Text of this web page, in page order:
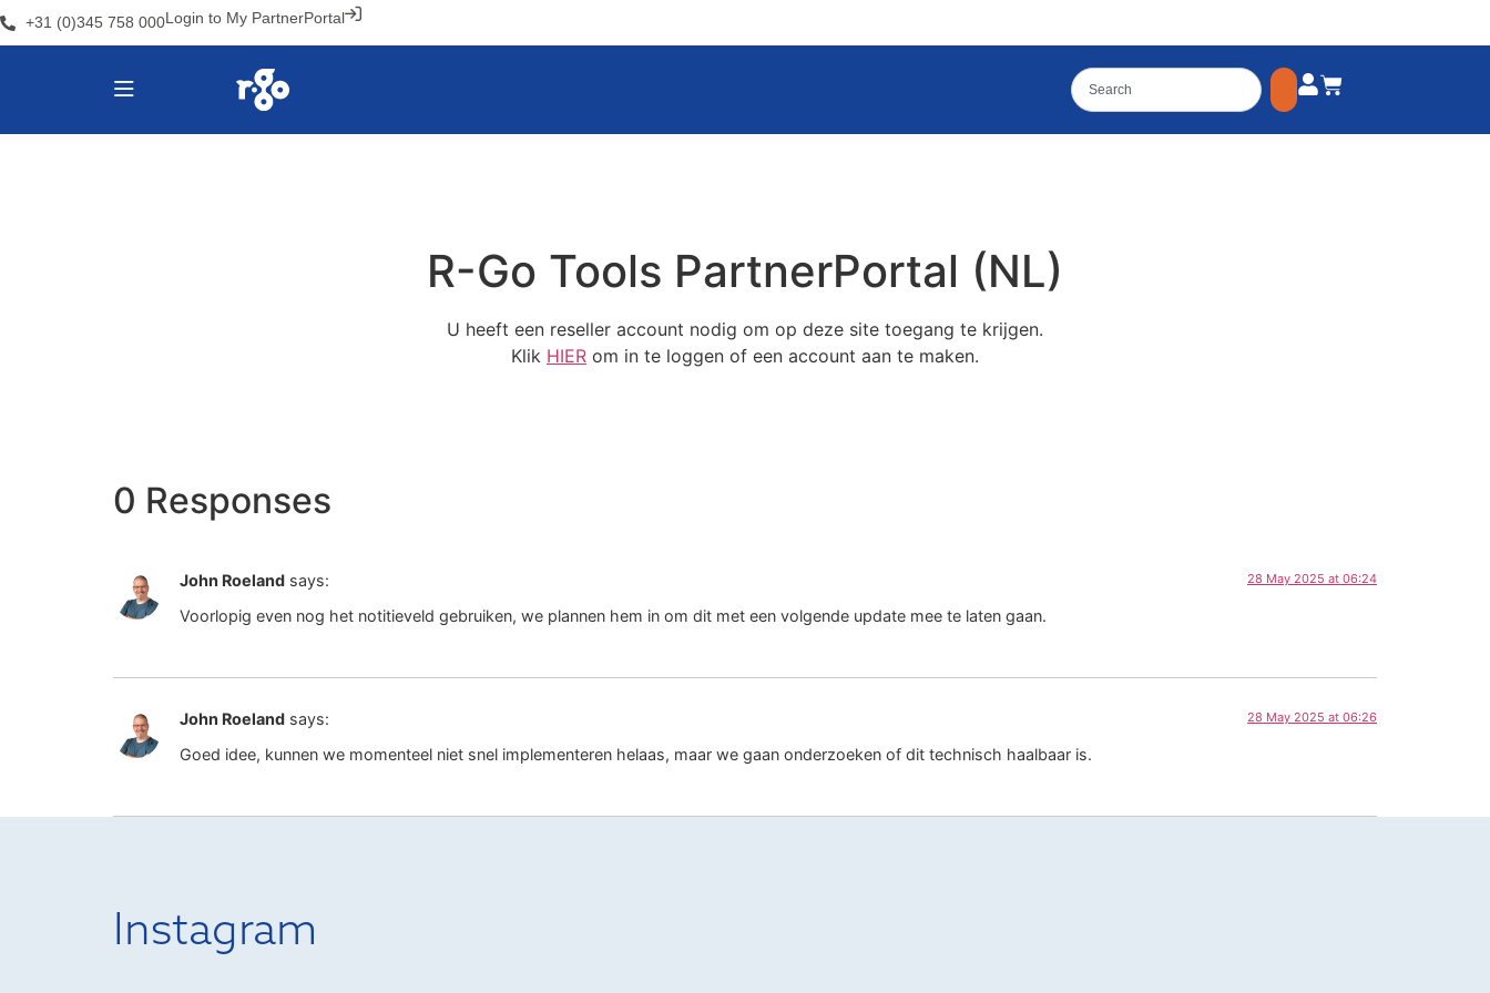
+31 (0)345 758 000Login to My PartnerPortal
R-Go Tools PartnerPortal (NL)
U heeft een reseller account nodig om op deze site toegang te krijgen.
Klik HIER om in te loggen of een account aan te maken.
0 Responses
John Roeland says: 28 May 2025 at 06:24
Voorlopig even nog het notitieveld gebruiken, we plannen hem in om dit met een volgende update mee te laten gaan.
John Roeland says: 28 May 2025 at 06:26
Goed idee, kunnen we momenteel niet snel implementeren helaas, maar we gaan onderzoeken of dit technisch haalbaar is.
Instagram